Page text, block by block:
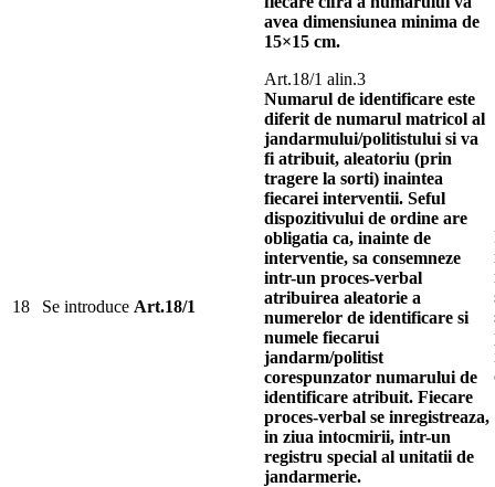
18 Se introduce Art.18/1
avea dimensiunea minima de
15×15 cm.
Art.18/1 alin.3
Numarul de identificare este
diferit de numarul matricol al
jandarmului/politistului si va
fi atribuit, aleatoriu (prin
tragere la sorti) inaintea
fiecarei interventii. Seful
dispozitivului de ordine are
obligatia ca, inainte de
interventie, sa consemneze
intr-un proces-verbal
atribuirea aleatorie a
numerelor de identificare si
numele fiecarui
jandarm/politist
corespunzator numarului de
identificare atribuit. Fiecare
proces-verbal se inregistreaza,
in ziua intocmirii, intr-un
registru special al unitatii de
jandarmerie.